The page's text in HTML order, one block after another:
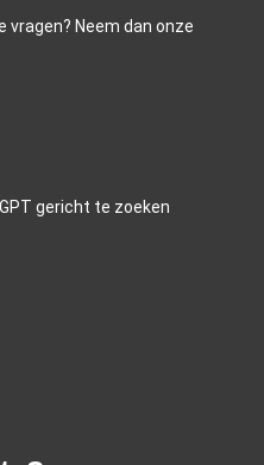
vragen? Neem dan onze
gericht te zoeken